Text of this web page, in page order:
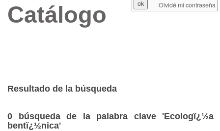
Catálogo
Resultado de la búsqueda
0 búsqueda de la palabra clave 'Ecologï¿½a
bentï¿½nica'
Olvidé mi contraseña